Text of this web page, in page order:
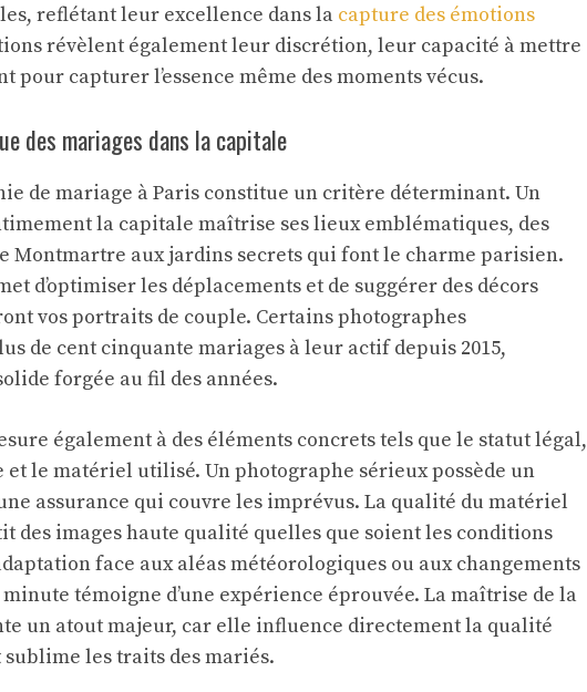
reflétant leur excellence dans la capture des émotions
révèlent également leur discrétion, leur capacité à mettre
pour capturer l’essence même des moments vécus.
des mariages dans la capitale
de mariage à Paris constitue un critère déterminant. Un
la capitale maîtrise ses lieux emblématiques, des
Montmartre aux jardins secrets qui font le charme parisien.
d’optimiser les déplacements et de suggérer des décors
vos portraits de couple. Certains photographes
de cent cinquante mariages à leur actif depuis 2015,
forgée au fil des années.
également à des éléments concrets tels que le statut légal,
et le matériel utilisé. Un photographe sérieux possède un
assurance qui couvre les imprévus. La qualité du matériel
des images haute qualité quelles que soient les conditions
face aux aléas météorologiques ou aux changements
témoigne d’une expérience éprouvée. La maîtrise de la
un atout majeur, car elle influence directement la qualité
les traits des mariés.